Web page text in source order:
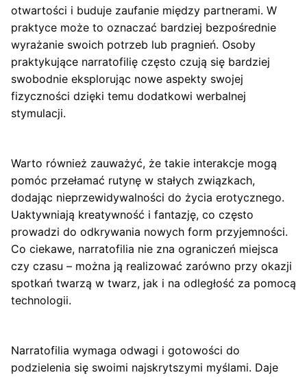
otwartości i buduje zaufanie między partnerami. W
praktyce może to oznaczać bardziej bezpośrednie
wyrażanie swoich potrzeb lub pragnień. Osoby
praktykujące narratofilię często czują się bardziej
swobodnie eksplorując nowe aspekty swojej
fizyczności dzięki temu dodatkowi werbalnej
stymulacji.
Warto również zauważyć, że takie interakcje mogą
pomóc przełamać rutynę w stałych związkach,
dodając nieprzewidywalności do życia erotycznego.
Uaktywniają kreatywność i fantazję, co często
prowadzi do odkrywania nowych form przyjemności.
Co ciekawe, narratofilia nie zna ograniczeń miejsca
czy czasu – można ją realizować zarówno przy okazji
spotkań twarzą w twarz, jak i na odległość za pomocą
technologii.
Narratofilia wymaga odwagi i gotowości do
podzielenia się swoimi najskrytszymi myślami. Daje